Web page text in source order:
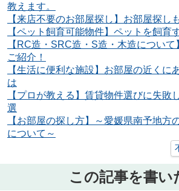
教えます。
【来店不要のお部屋探し】お部屋探し
【ペット飼育可能物件】ペットを飼育
【RC造・SRC造・S造・木造につい
ご紹介！
【生活に便利な施設】お部屋の近くに
は
【プロが教える】賃貸物件選びに失敗
選
【お部屋の探し方】～愛媛県南予地方
について～
この記事を書い